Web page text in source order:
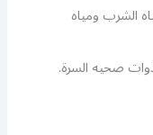
الشرب ومياه
صحيه السرة.